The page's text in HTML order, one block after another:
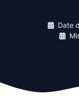
Date